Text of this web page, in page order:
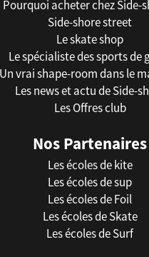
Pourquoi acheter chez Side-
Side-shore street
Le skate shop
Le spécialiste des sports de
Un vrai shape-room dans le
Les news et actu de Side-
Les Offres club
Nos Partenaires
Les écoles de kite
Les écoles de sup
Les écoles de Foil
Les écoles de Skate
Les écoles de Surf